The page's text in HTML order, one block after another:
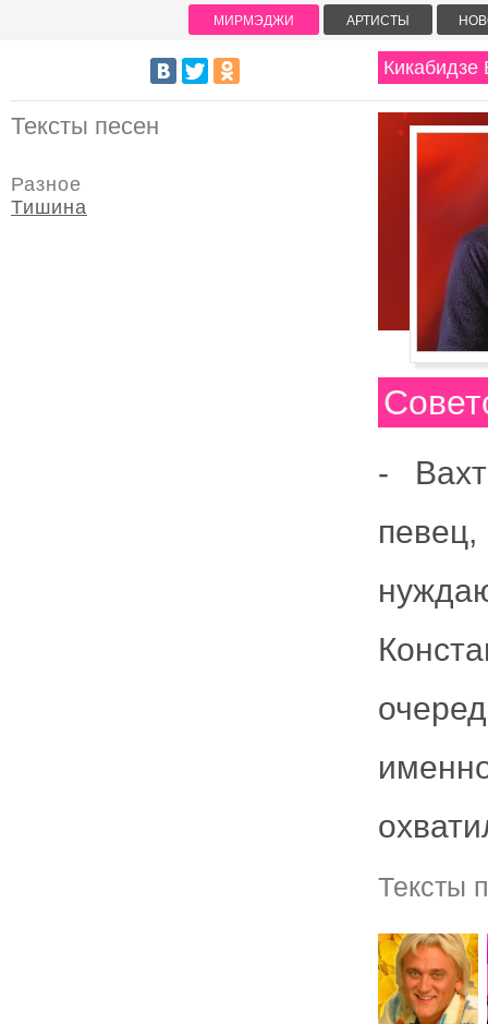
Кикабидзе
-
Тексты
Тексты песен
Разное
Тишина
МИРМЭДЖИ АРТИСТЫ